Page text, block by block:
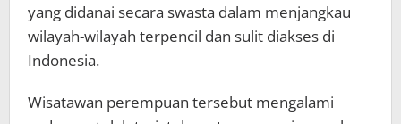
yang didanai secara swasta dalam menjangkau
wilayah-wilayah terpencil dan sulit diakses di
Indonesia.
Wisatawan perempuan tersebut mengalami